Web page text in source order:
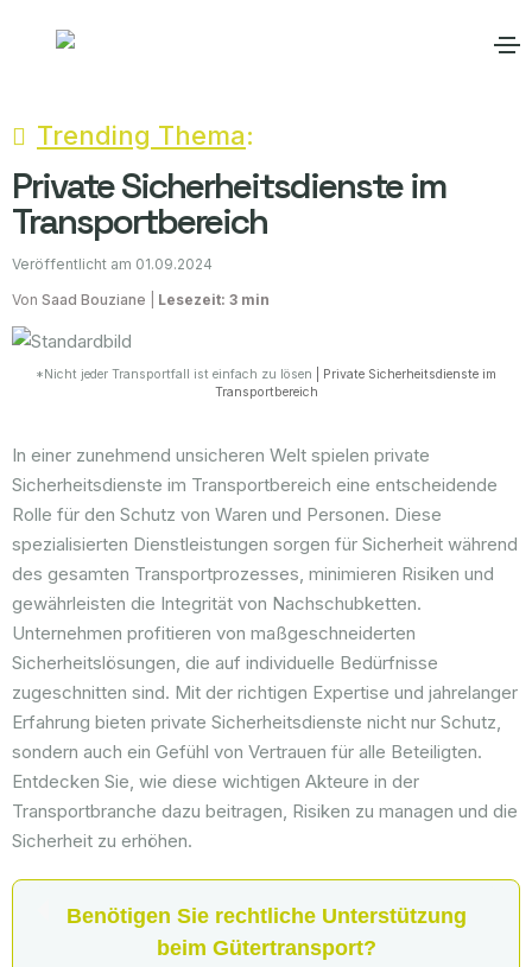
Trending Thema:
Private Sicherheitsdienste im
Transportbereich
Veröffentlicht am 01.09.2024
Von Saad Bouziane Lesezeit: 3 min
*Nicht jeder Transportfall ist einfach zu lösen | Private Sicherheitsdienste im
Transportbereich
In einer zunehmend unsicheren Welt spielen private
Sicherheitsdienste im Transportbereich eine entscheidende
Rolle für den Schutz von Waren und Personen. Diese
spezialisierten Dienstleistungen sorgen für Sicherheit während
des gesamten Transportprozesses, minimieren Risiken und
gewährleisten die Integrität von Nachschubketten.
Unternehmen profitieren von maßgeschneiderten
Sicherheitslösungen, die auf individuelle Bedürfnisse
zugeschnitten sind. Mit der richtigen Expertise und jahrelanger
Erfahrung bieten private Sicherheitsdienste nicht nur Schutz,
sondern auch ein Gefühl von Vertrauen für alle Beteiligten.
Entdecken Sie, wie diese wichtigen Akteure in der
Transportbranche dazu beitragen, Risiken zu managen und die
Sicherheit zu erhöhen.
Benötigen Sie rechtliche Unterstützung
beim Gütertransport?